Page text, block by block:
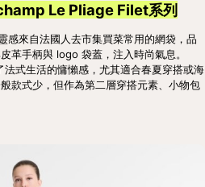
Le Pliage Filet系列
感來自法國人去市集買菜常用的網袋，品
革手柄與 logo 袋蓋，注入時尚氣息。
式生活的慵懶感，尤其適合春夏穿搭或海
款式少，但作為第二層穿搭元素、小物包